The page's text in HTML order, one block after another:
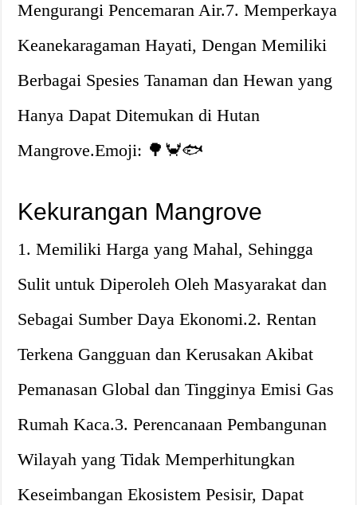
Mengurangi Pencemaran Air.7. Memperkaya
Keanekaragaman Hayati, Dengan Memiliki
Berbagai Spesies Tanaman dan Hewan yang
Hanya Dapat Ditemukan di Hutan
Mangrove.Emoji: 🌳🦀🐟
Kekurangan Mangrove
1. Memiliki Harga yang Mahal, Sehingga
Sulit untuk Diperoleh Oleh Masyarakat dan
Sebagai Sumber Daya Ekonomi.2. Rentan
Terkena Gangguan dan Kerusakan Akibat
Pemanasan Global dan Tingginya Emisi Gas
Rumah Kaca.3. Perencanaan Pembangunan
Wilayah yang Tidak Memperhitungkan
Keseimbangan Ekosistem Pesisir, Dapat